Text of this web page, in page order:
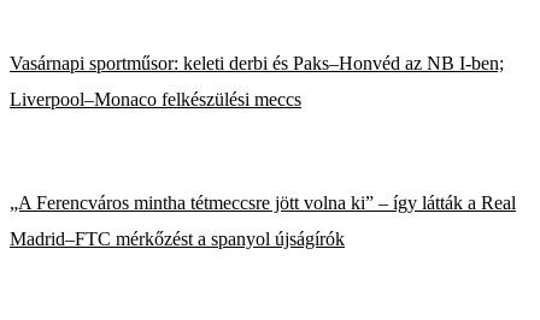
Vasárnapi sportműsor: keleti derbi és Paks–Honvéd az NB I-ben;
Liverpool–Monaco felkészülési meccs
„A Ferencváros mintha tétmeccsre jött volna ki” – így látták a Real
Madrid–FTC mérkőzést a spanyol újságírók